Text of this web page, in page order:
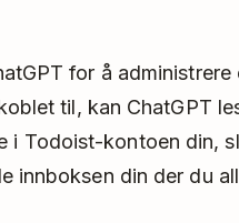
for å administrere
til, kan ChatGPT
i Todoist-kontoen din,
innboksen din der du